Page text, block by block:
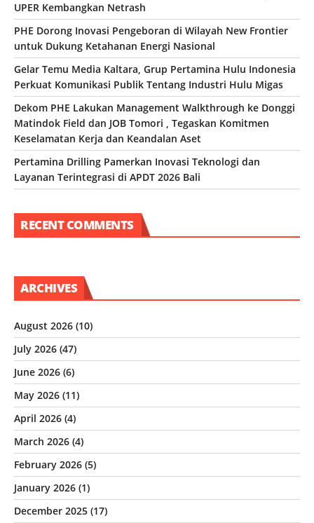
UPER Kembangkan Netrash
PHE Dorong Inovasi Pengeboran di Wilayah New Frontier
untuk Dukung Ketahanan Energi Nasional
Gelar Temu Media Kaltara, Grup Pertamina Hulu Indonesia
Perkuat Komunikasi Publik Tentang Industri Hulu Migas
Dekom PHE Lakukan Management Walkthrough ke Donggi
Matindok Field dan JOB Tomori , Tegaskan Komitmen
Keselamatan Kerja dan Keandalan Aset
Pertamina Drilling Pamerkan Inovasi Teknologi dan
Layanan Terintegrasi di APDT 2026 Bali
RECENT COMMENTS
ARCHIVES
August 2026 (10)
July 2026 (47)
June 2026 (6)
May 2026 (11)
April 2026 (4)
March 2026 (4)
February 2026 (5)
January 2026 (1)
December 2025 (17)